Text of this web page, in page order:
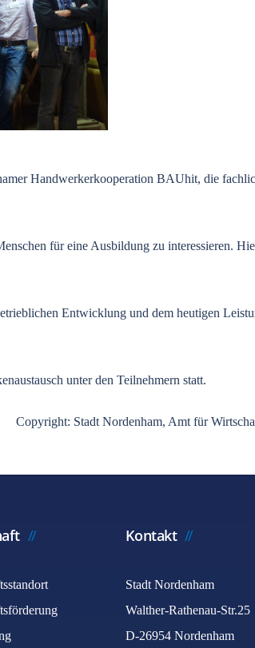
Handwerkerkooperation BAUhit, die
für eine Ausbildung zu interessieren.
Entwicklung und dem heutigen
unter den Teilnehmern statt.
Copyright: Stadt Nordenham, Amt für
Kontakt
Stadt Nordenham
Walther-Rathenau-Str.25
D-26954 Nordenham